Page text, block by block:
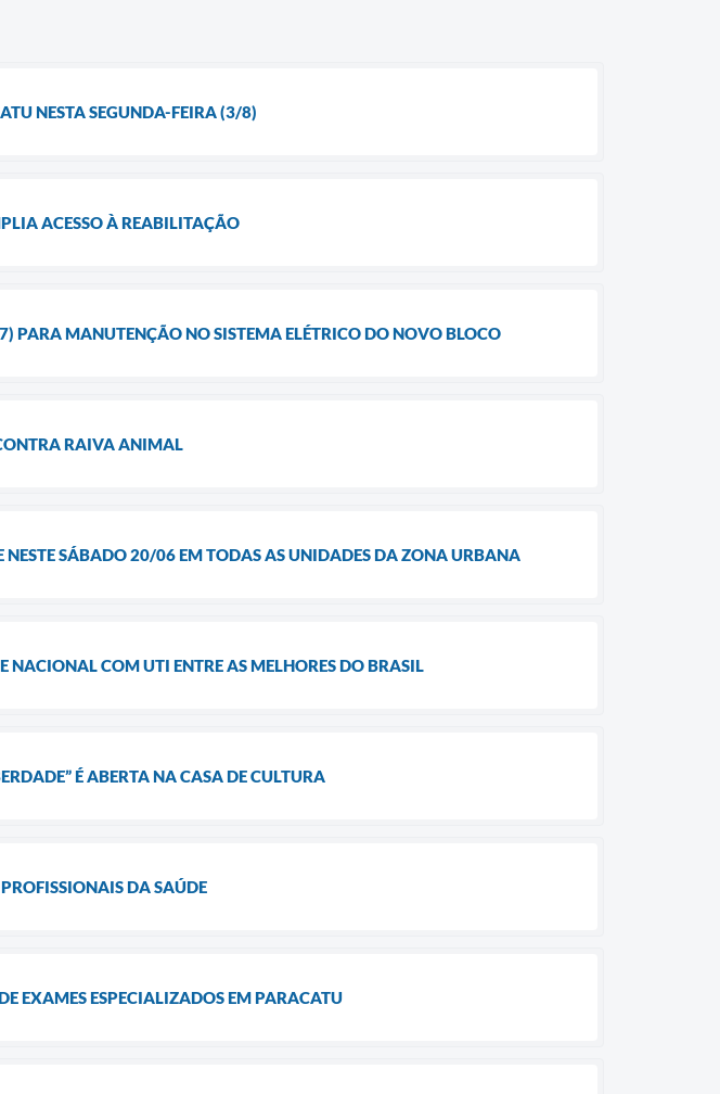
NESTA SEGUNDA-FEIRA (3/8)
ACESSO À REABILITAÇÃO
PARA MANUTENÇÃO NO SISTEMA ELÉTRICO DO NOVO BLOCO
RAIVA ANIMAL
SÁBADO 20/06 EM TODAS AS UNIDADES DA ZONA URBANA
NACIONAL COM UTI ENTRE AS MELHORES DO BRASIL
É ABERTA NA CASA DE CULTURA
DA SAÚDE
EXAMES ESPECIALIZADOS EM PARACATU